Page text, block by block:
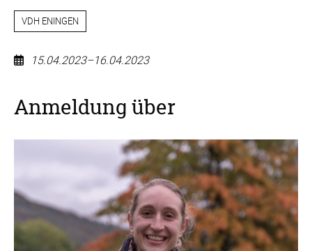
VDH ENINGEN
15.04.2023–16.04.2023
Seminar
Anmeldung über